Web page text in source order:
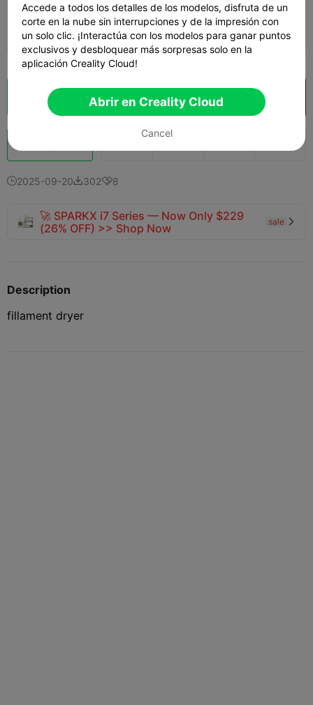
0.2mm layer, 2 walls, 15% infill
 04h 38m  2 plates  98.92g
Laminador en la nube Abrir en Creality Cloud
2025-09-203028
🚀 SPARKX i7 Series — Now Only $229
(26% OFF) >> Shop Now
sale 
Description
fillament dryer
Accede a todos los detalles de los modelos, disfruta de un
corte en la nube sin interrupciones y de la impresión con
un solo clic. ¡Interactúa con los modelos para ganar puntos
exclusivos y desbloquear más sorpresas solo en la
aplicación Creality Cloud!
Abrir en Creality Cloud
Cancel